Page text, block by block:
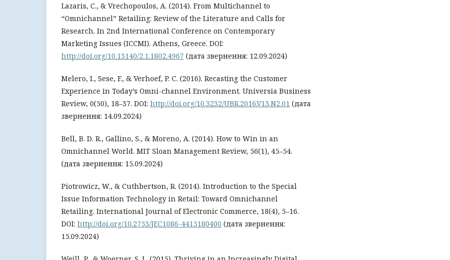
Lazaris, C., & Vrechopoulos, A. (2014). From Multichannel to
“Omnichannel” Retailing: Review of the Literature and Calls for
Research. In 2nd International Conference on Contemporary
Marketing Issues (ICCMI). Athens, Greece. DOI:
http://doi.org/10.13140/2.1.1802.4967 (дата звернення: 12.09.2024)
Melero, I., Sese, F., & Verhoef, P. C. (2016). Recasting the Customer
Experience in Today’s Omni-channel Environment. Universia Business
Review, 0(50), 18–37. DOI: http://doi.org/10.3232/UBR.2016.V13.N2.01 (дата
звернення: 14.09.2024)
Bell, B. D. R., Gallino, S., & Moreno, A. (2014). How to Win in an
Omnichannel World. MIT Sloan Management Review, 56(1), 45–54.
(дата звернення: 15.09.2024)
Piotrowicz, W., & Cuthbertson, R. (2014). Introduction to the Special
Issue Information Technology in Retail: Toward Omnichannel
Retailing. International Journal of Electronic Commerce, 18(4), 5–16.
DOI: http://doi.org/10.2753/JEC1086-4415180400 (дата звернення:
15.09.2024)